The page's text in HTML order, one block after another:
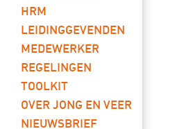
HRM
LEIDINGGEVENDEN
MEDEWERKER
REGELINGEN
TOOLKIT
OVER JONG EN VEER
NIEUWSBRIEF